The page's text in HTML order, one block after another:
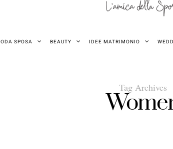
SPOSA BEAUTY IDEE MATRIMONIO
Tag Archives